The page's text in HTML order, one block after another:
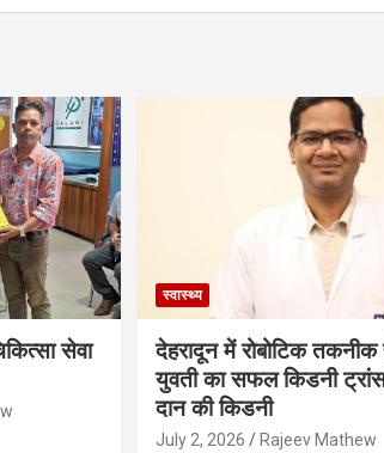
सेवा
स्वास्थ्य
देहरादून में रोबोटिक तकनीक
युवती का सफल किडनी
दान की किडनी
July 2, 2026 Rajeev Mathew